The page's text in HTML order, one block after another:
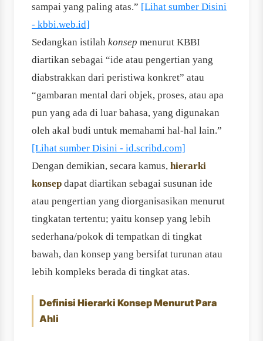
sampai yang paling atas.” [Lihat sumber Disini
- kbbi.web.id]
Sedangkan istilah konsep menurut KBBI
diartikan sebagai “ide atau pengertian yang
diabstrakkan dari peristiwa konkret” atau
“gambaran mental dari objek, proses, atau apa
pun yang ada di luar bahasa, yang digunakan
oleh akal budi untuk memahami hal-hal lain.”
[Lihat sumber Disini - id.scribd.com]
Dengan demikian, secara kamus, hierarki
konsep dapat diartikan sebagai susunan ide
atau pengertian yang diorganisasikan menurut
tingkatan tertentu; yaitu konsep yang lebih
sederhana/pokok di tempatkan di tingkat
bawah, dan konsep yang bersifat turunan atau
lebih kompleks berada di tingkat atas.
Definisi Hierarki Konsep Menurut Para
Ahli